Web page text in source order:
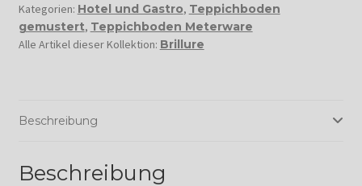
Kategorien: Hotel und Gastro, Teppichboden
gemustert, Teppichboden Meterware
Alle Artikel dieser Kollektion: Brillure
Beschreibung
Beschreibung